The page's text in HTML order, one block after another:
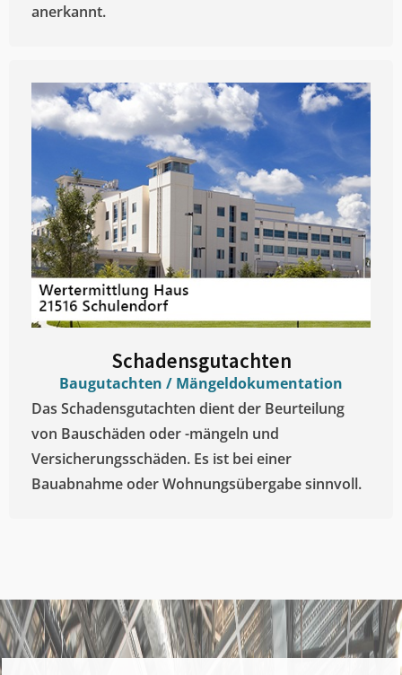
anerkannt.
Schadensgutachten
Baugutachten / Mängeldokumentation
Das Schadensgutachten dient der Beurteilung
von Bauschäden oder -mängeln und
Versicherungsschäden. Es ist bei einer
Bauabnahme oder Wohnungsübergabe sinnvoll.